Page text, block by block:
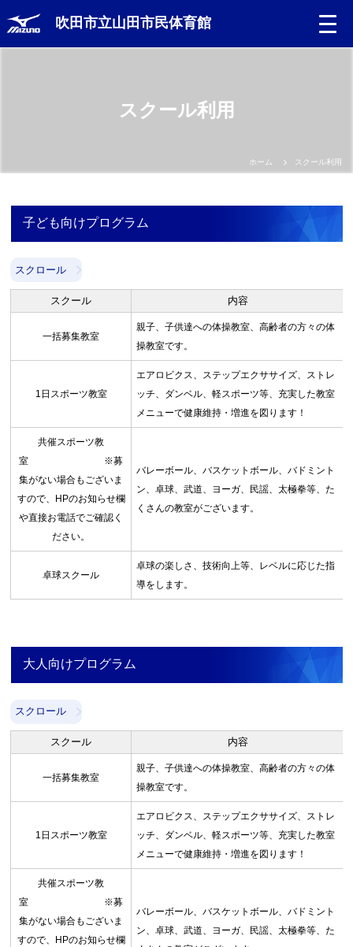
吹田市立山田市民体育館
吹田市スポーツ施設予約システム(OPAS)
スクール利用
ホーム スクール利用
子ども向けプログラム
スクロール
スクール 内容
一括募集教室
親子、子供達への体操教室、高齢者の方々の体
操教室です。
1日スポーツ教室
エアロビクス、ステップエクササイズ、ストレ
ッチ、ダンベル、軽スポーツ等、充実した教室
メニューで健康維持・増進を図ります！
共催スポーツ教
室 ※募
集がない場合もございま
すので、HPのお知らせ欄
や直接お電話でご確認く
ださい。
バレーボール、バスケットボール、バドミント
ン、卓球、武道、ヨーガ、民謡、太極拳等、た
くさんの教室がございます。
卓球スクール
卓球の楽しさ、技術向上等、レベルに応じた指
導をします。
大人向けプログラム
スクロール
スクール 内容
一括募集教室
親子、子供達への体操教室、高齢者の方々の体
操教室です。
1日スポーツ教室
エアロビクス、ステップエクササイズ、ストレ
ッチ、ダンベル、軽スポーツ等、充実した教室
メニューで健康維持・増進を図ります！
共催スポーツ教
室 ※募
集がない場合もございま
すので、HPのお知らせ欄
バレーボール、バスケットボール、バドミント
ン、卓球、武道、ヨーガ、民謡、太極拳等、た